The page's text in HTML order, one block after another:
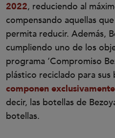
2022, reduciendo al
compensando aquellas
permita reducir. Además,
cumpliendo uno de los
programa ‘Compromiso
plástico reciclado para sus
componen
decir, las botellas de
botellas.